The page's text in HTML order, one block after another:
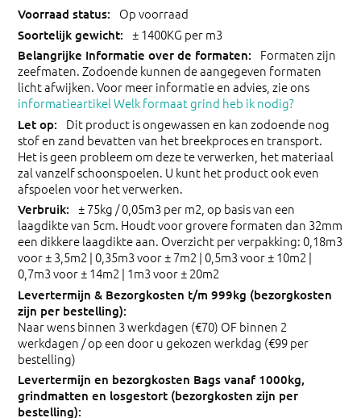
Op voorraad
± 1400KG per m3
Formaten zijn
zeefmaten. Zodoende kunnen de aangegeven formaten
licht afwijken. Voor meer informatie en advies, zie ons
informatieartikel Welk formaat grind heb ik nodig?
Dit product is ongewassen en kan zodoende nog
stof en zand bevatten van het breekproces en transport.
Het is geen probleem om deze te verwerken, het materiaal
zal vanzelf schoonspoelen. U kunt het product ook even
afspoelen voor het verwerken.
± 75kg / 0,05m3 per m2, op basis van een
laagdikte van 5cm. Houdt voor grovere formaten dan 32mm
een dikkere laagdikte aan. Overzicht per verpakking: 0,18m3
voor ± 3,5m2 | 0,35m3 voor ± 7m2 | 0,5m3 voor ± 10m2 |
0,7m3 voor ± 14m2 | 1m3 voor ± 20m2
Naar wens binnen 3 werkdagen (€70) OF binnen 2
werkdagen / op een door u gekozen werkdag (€99 per
bestelling)